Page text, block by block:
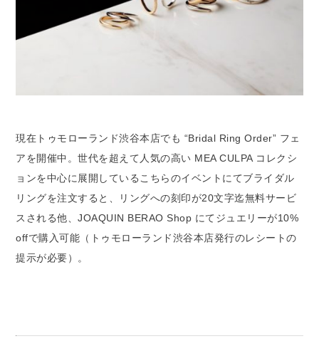
現在トゥモローランド渋谷本店でも “Bridal Ring Order” フェ
アを開催中。世代を超えて人気の高い MEA CULPA コレクシ
ョンを中心に展開しているこちらのイベントにてブライダル
リングを注文すると、リングへの刻印が20文字迄無料サービ
スされる他、JOAQUIN BERAO Shop にてジュエリーが10%
offで購入可能（トゥモローランド渋谷本店発行のレシートの
提示が必要）。